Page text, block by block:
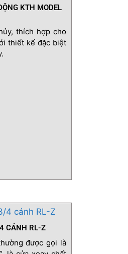
KTH MODEL
thích hợp cho
thiết kế đặc biệt
CÁNH RL-Z
được gọi là